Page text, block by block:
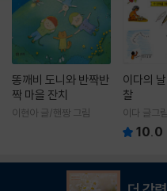
똥깨비 도니와 반짝반
짝 마을 잔치
이현아 글/핸짱 그림
이다의
찰
이다 글그림
10.0